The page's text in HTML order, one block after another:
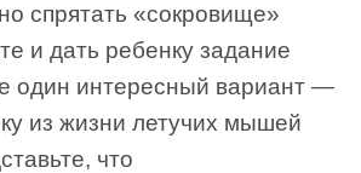
спрятать «сокровище»
и дать ребенку задание
один интересный вариант —
из жизни летучих мышей
что